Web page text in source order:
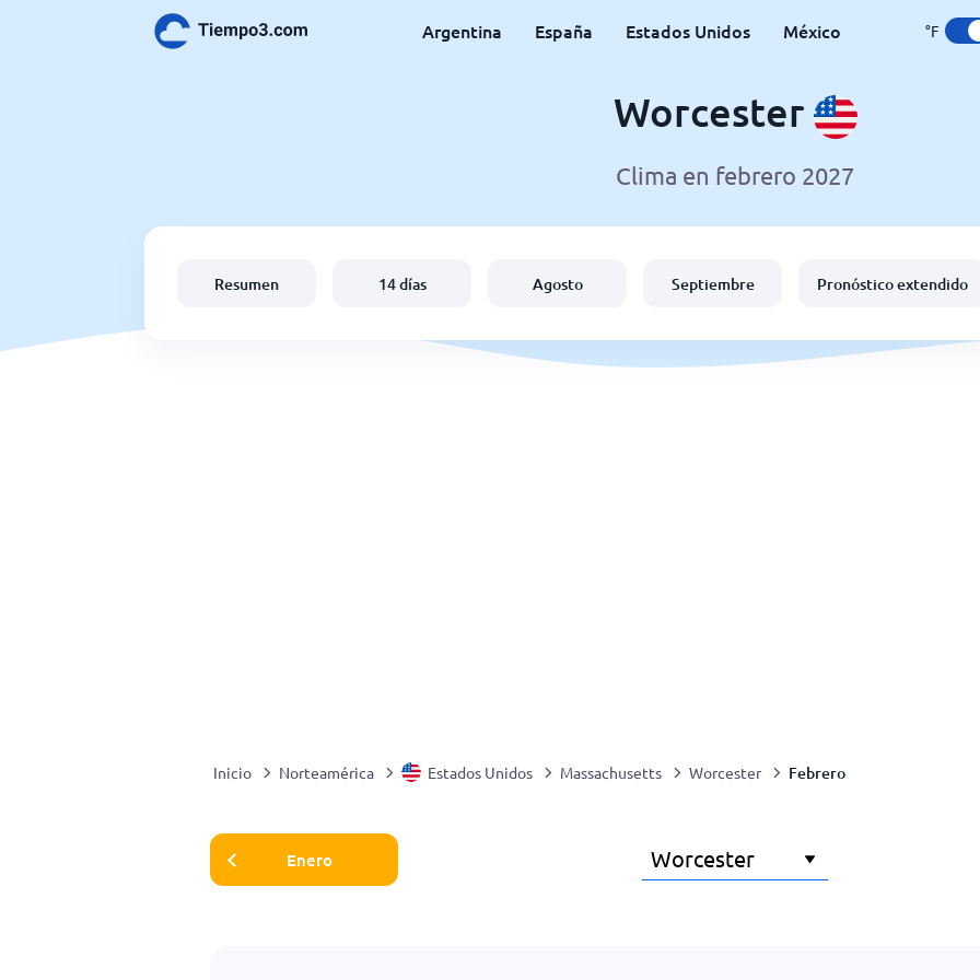
Argentina España Estados Unidos México °F
Worcester
Clima en febrero 2027
Resumen 14 días Agosto Septiembre Pronóstico extendido
Inicio Norteamérica Estados Unidos Massachusetts Worcester Febrero
Enero